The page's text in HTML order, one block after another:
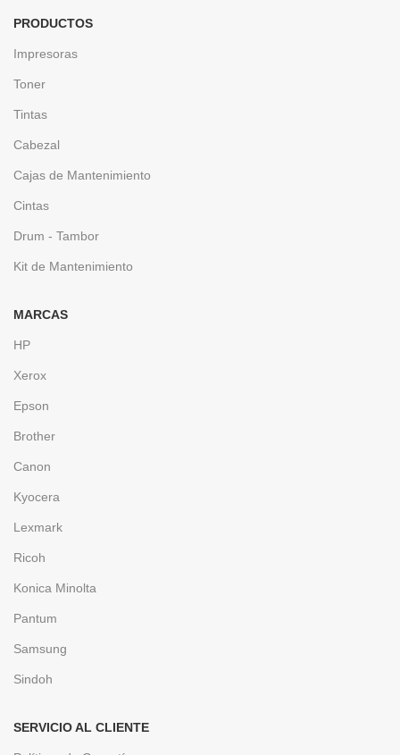
PRODUCTOS
Impresoras
Toner
Tintas
Cabezal
Cajas de Mantenimiento
Cintas
Drum - Tambor
Kit de Mantenimiento
MARCAS
HP
Xerox
Epson
Brother
Canon
Kyocera
Lexmark
Ricoh
Konica Minolta
Pantum
Samsung
Sindoh
SERVICIO AL CLIENTE